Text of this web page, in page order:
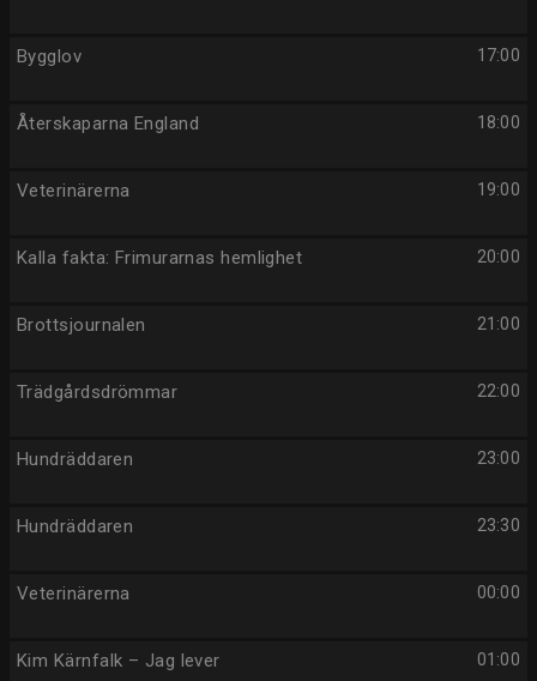
17:00
Bygglov
18:00
Återskaparna England
19:00
Veterinärerna
20:00
Kalla fakta: Frimurarnas hemlighet
21:00
Brottsjournalen
22:00
Trädgårdsdrömmar
23:00
Hundräddaren
23:30
Hundräddaren
00:00
Veterinärerna
01:00
Kim Kärnfalk – Jag lever